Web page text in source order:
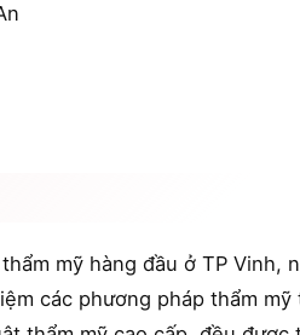
mỹ hàng đầu ở TP Vinh,
các phương pháp thẩm